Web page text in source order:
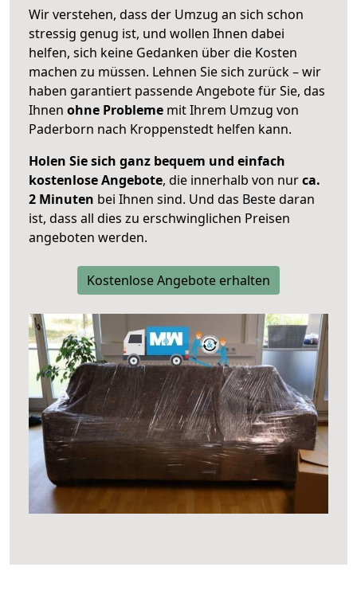
Wir verstehen, dass der Umzug an sich schon
stressig genug ist, und wollen Ihnen dabei
helfen, sich keine Gedanken über die Kosten
machen zu müssen. Lehnen Sie sich zurück – wir
haben garantiert passende Angebote für Sie, das
Ihnen ohne Probleme mit Ihrem Umzug von
Paderborn nach Kroppenstedt helfen kann.
Holen Sie sich ganz bequem und einfach
kostenlose Angebote, die innerhalb von nurca.
2 Minuten bei Ihnen sind. Und das Beste daran
ist, dass all dies zu erschwinglichen Preisen
angeboten werden.
Kostenlose Angebote erhalten